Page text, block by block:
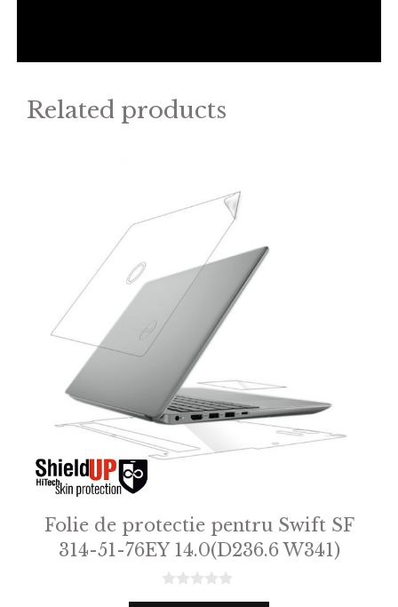
Related products
Folie de protectie pentru Swift SF
314-51-76EY 14.0(D236.6 W341)
0